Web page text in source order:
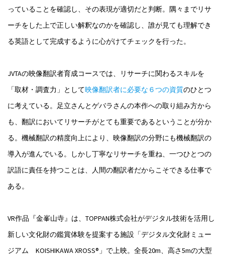
っていることを確認し、その表現が適切だと判断。隅々までリサ
ーチをした上で正しい解釈なのかを確認し、誰が見ても理解でき
る英語として完成するように心がけてチェックを行った。
JVTAの映像翻訳者育成コースでは、リサーチに関わるスキルを
「取材・調査力」として映像翻訳者に必要な６つの資質のひとつ
に考えている。足立さんとゲバラさんの本作への取り組み方から
も、翻訳においてリサーチがとても重要であるということが分か
る。機械翻訳の精度向上により、映像翻訳の分野にも機械翻訳の
導入が進んでいる。しかし丁寧なリサーチを重ね、一つひとつの
訳語に責任を持つことは、人間の翻訳者だからこそできる仕事で
ある。
VR作品『金峯山寺』は、TOPPAN株式会社がデジタル技術を活用し
新しい文化財の鑑賞体験を提案する施設「デジタル文化財ミュー
ジアム KOISHIKAWA XROSS®」で上映。全長20m、高さ5mの大型